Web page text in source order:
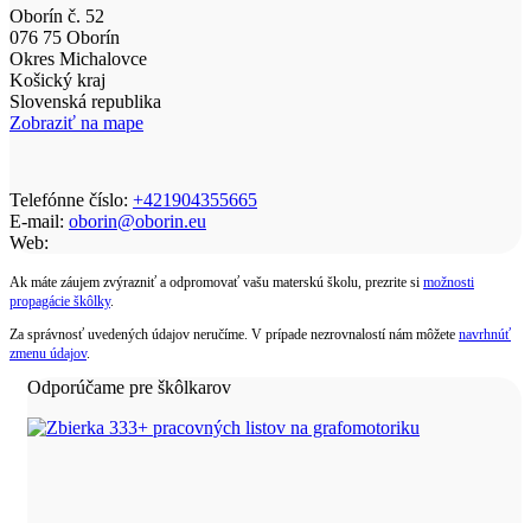
Oborín č. 52
076 75 Oborín
Okres Michalovce
Košický kraj
Slovenská republika
Zobraziť na mape
Telefónne číslo: +421904355665
E-mail: oborin@oborin.eu
Web:
Ak máte záujem zvýrazniť a odpromovať vašu materskú školu, prezrite si možnosti
propagácie škôlky.
Za správnosť uvedených údajov neručíme. V prípade nezrovnalostí nám môžete navrhnúť
zmenu údajov.
Odporúčame pre škôlkarov